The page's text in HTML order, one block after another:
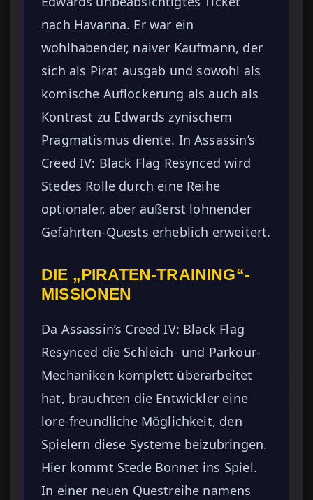
nach Havanna. Er war ein
wohlhabender, naiver Kaufmann, der
sich als Pirat ausgab und sowohl als
komische Auflockerung als auch als
Kontrast zu Edwards zynischem
Pragmatismus diente. In Assassin’s
Creed IV: Black Flag Resynced wird
Stedes Rolle durch eine Reihe
optionaler, aber äußerst lohnender
Gefährten-Quests erheblich erweitert.
DIE „PIRATEN-TRAINING“-
MISSIONEN
Da Assassin’s Creed IV: Black Flag
Resynced die Schleich- und Parkour-
Mechaniken komplett überarbeitet
hat, brauchten die Entwickler eine
lore-freundliche Möglichkeit, den
Spielern diese Systeme beizubringen.
Hier kommt Stede Bonnet ins Spiel.
In einer neuen Questreihe namens